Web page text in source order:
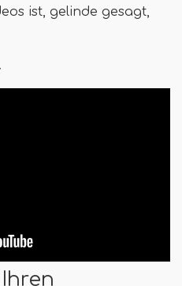
ist, gelinde gesagt,